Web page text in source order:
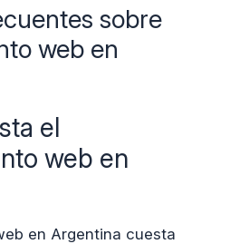
sobre
web en
el
web en
en Argentina cuesta